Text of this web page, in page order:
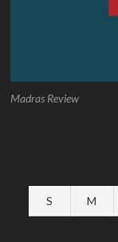
Madras Review
S M